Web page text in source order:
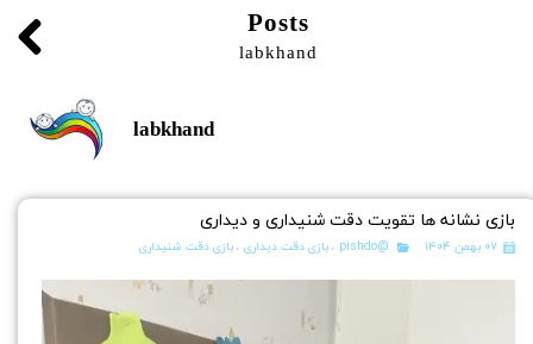
Posts
labkhand
labkhand
بازی نشانه ها تقویت دقت شنیداری و دیداری
۰۷ بهمن ۱۴۰۴ @pishdo ،بازی دقت دیداری ،بازی دقت شنیداری